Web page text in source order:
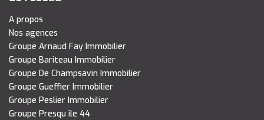
A propos
Nos agences
Groupe Arnaud Fay Immobilier
Groupe Bariteau Immobilier
Groupe De Champsavin Immobilier
Groupe Gueffier Immobilier
Groupe Peslier Immobilier
Groupe Presqu île 44